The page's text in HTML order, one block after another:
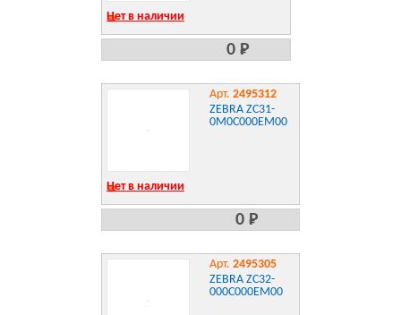
Нет в наличии
0 Р
Арт. 2495312
ZEBRA ZC31-
0M0C000EM00
Нет в наличии
0 Р
Арт. 2495305
ZEBRA ZC32-
000C000EM00